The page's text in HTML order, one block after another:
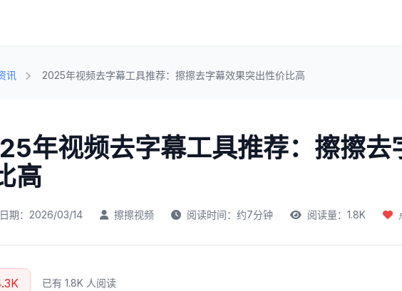
讯 2025年视频去字幕工具推荐：擦擦去字幕效果突出性价比高
年视频去字幕工具推荐：擦擦去
高
期：2026/03/14 擦擦视频 阅读时间：约7分钟 阅读量：1.8K
已有 1.8K 人阅读